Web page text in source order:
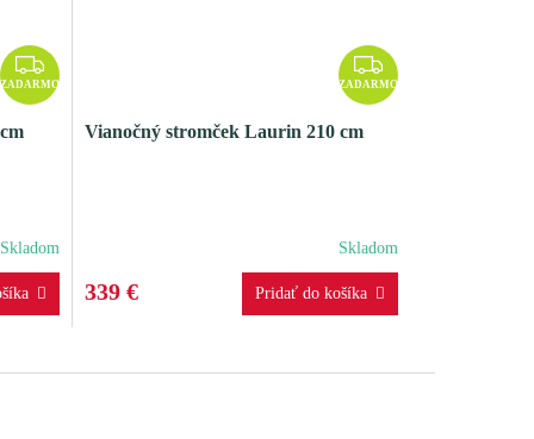
Z
A
ZADARMO
Skladom
Z
A
ZADARMO
Vianočný stromček Laurin 210 cm
Skladom
339 €